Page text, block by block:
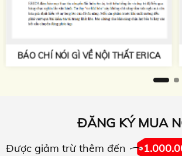
BÁO CHÍ NÓI GÌ VỀ NỘI THẤT ERICA
ĐĂNG KÝ MUA
Được giảm trừ thêm đến